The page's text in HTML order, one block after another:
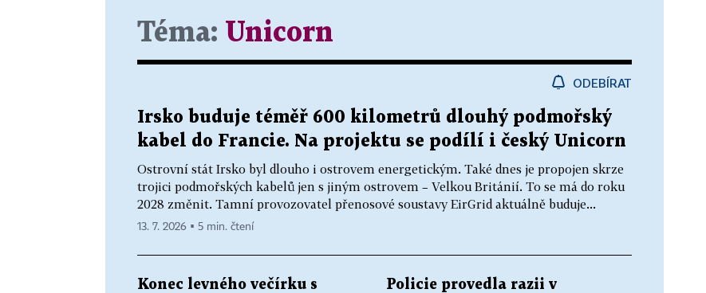
Téma: Unicorn
ODEBÍRAT
Irsko buduje téměř 600 kilometrů dlouhý podmořský
kabel do Francie. Na projektu se podílí i český Unicorn
Ostrovní stát Irsko byl dlouho i ostrovem energetickým. Také dnes je propojen skrze
trojici podmořských kabelů jen s jiným ostrovem – Velkou Británií. To se má do roku
2028 změnit. Tamní provozovatel přenosové soustavy EirGrid aktuálně buduje...
13. 7. 2026 ▪ 5 min. čtení
Konec levného večírku s
Policie provedla razii v